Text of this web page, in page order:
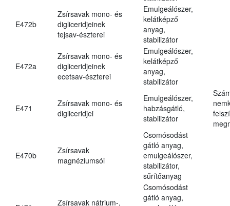
E472b
Zsírsavak mono- és
digliceridjeinek
tejsav-észterei
Emulgeálószer,
kelátképző
anyag,
stabilizátor
E472a
Zsírsavak mono- és
digliceridjeinek
ecetsav-észterei
Emulgeálószer,
kelátképző
anyag,
stabilizátor
E471
Zsírsavak mono- és
digliceridjei
Emulgeálószer,
habzásgátló,
stabilizátor
E470b
Zsírsavak
magnéziumsói
Csomósodást
gátló anyag,
emulgeálószer,
stabilizátor,
sűrítőanyag
Zsírsavak nátrium-,
Csomósodást
gátló anyag,